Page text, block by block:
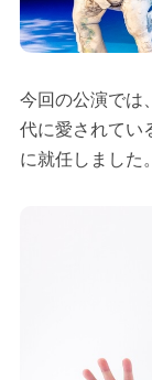
今回の公演では
代に愛されてい
に就任しました。